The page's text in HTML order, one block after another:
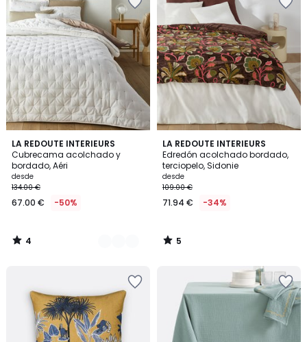
LA REDOUTE INTERIEURS
Cubrecama acolchado y
bordado, Aéri
desde
134.00 €
67.00 € -50%
4
/
5
4
Colores
4
/
LA REDOUTE INTERIEURS
Edredón acolchado bordado,
terciopelo, Sidonie
desde
109.00 €
71.94 € -34%
5
/
5
5
/